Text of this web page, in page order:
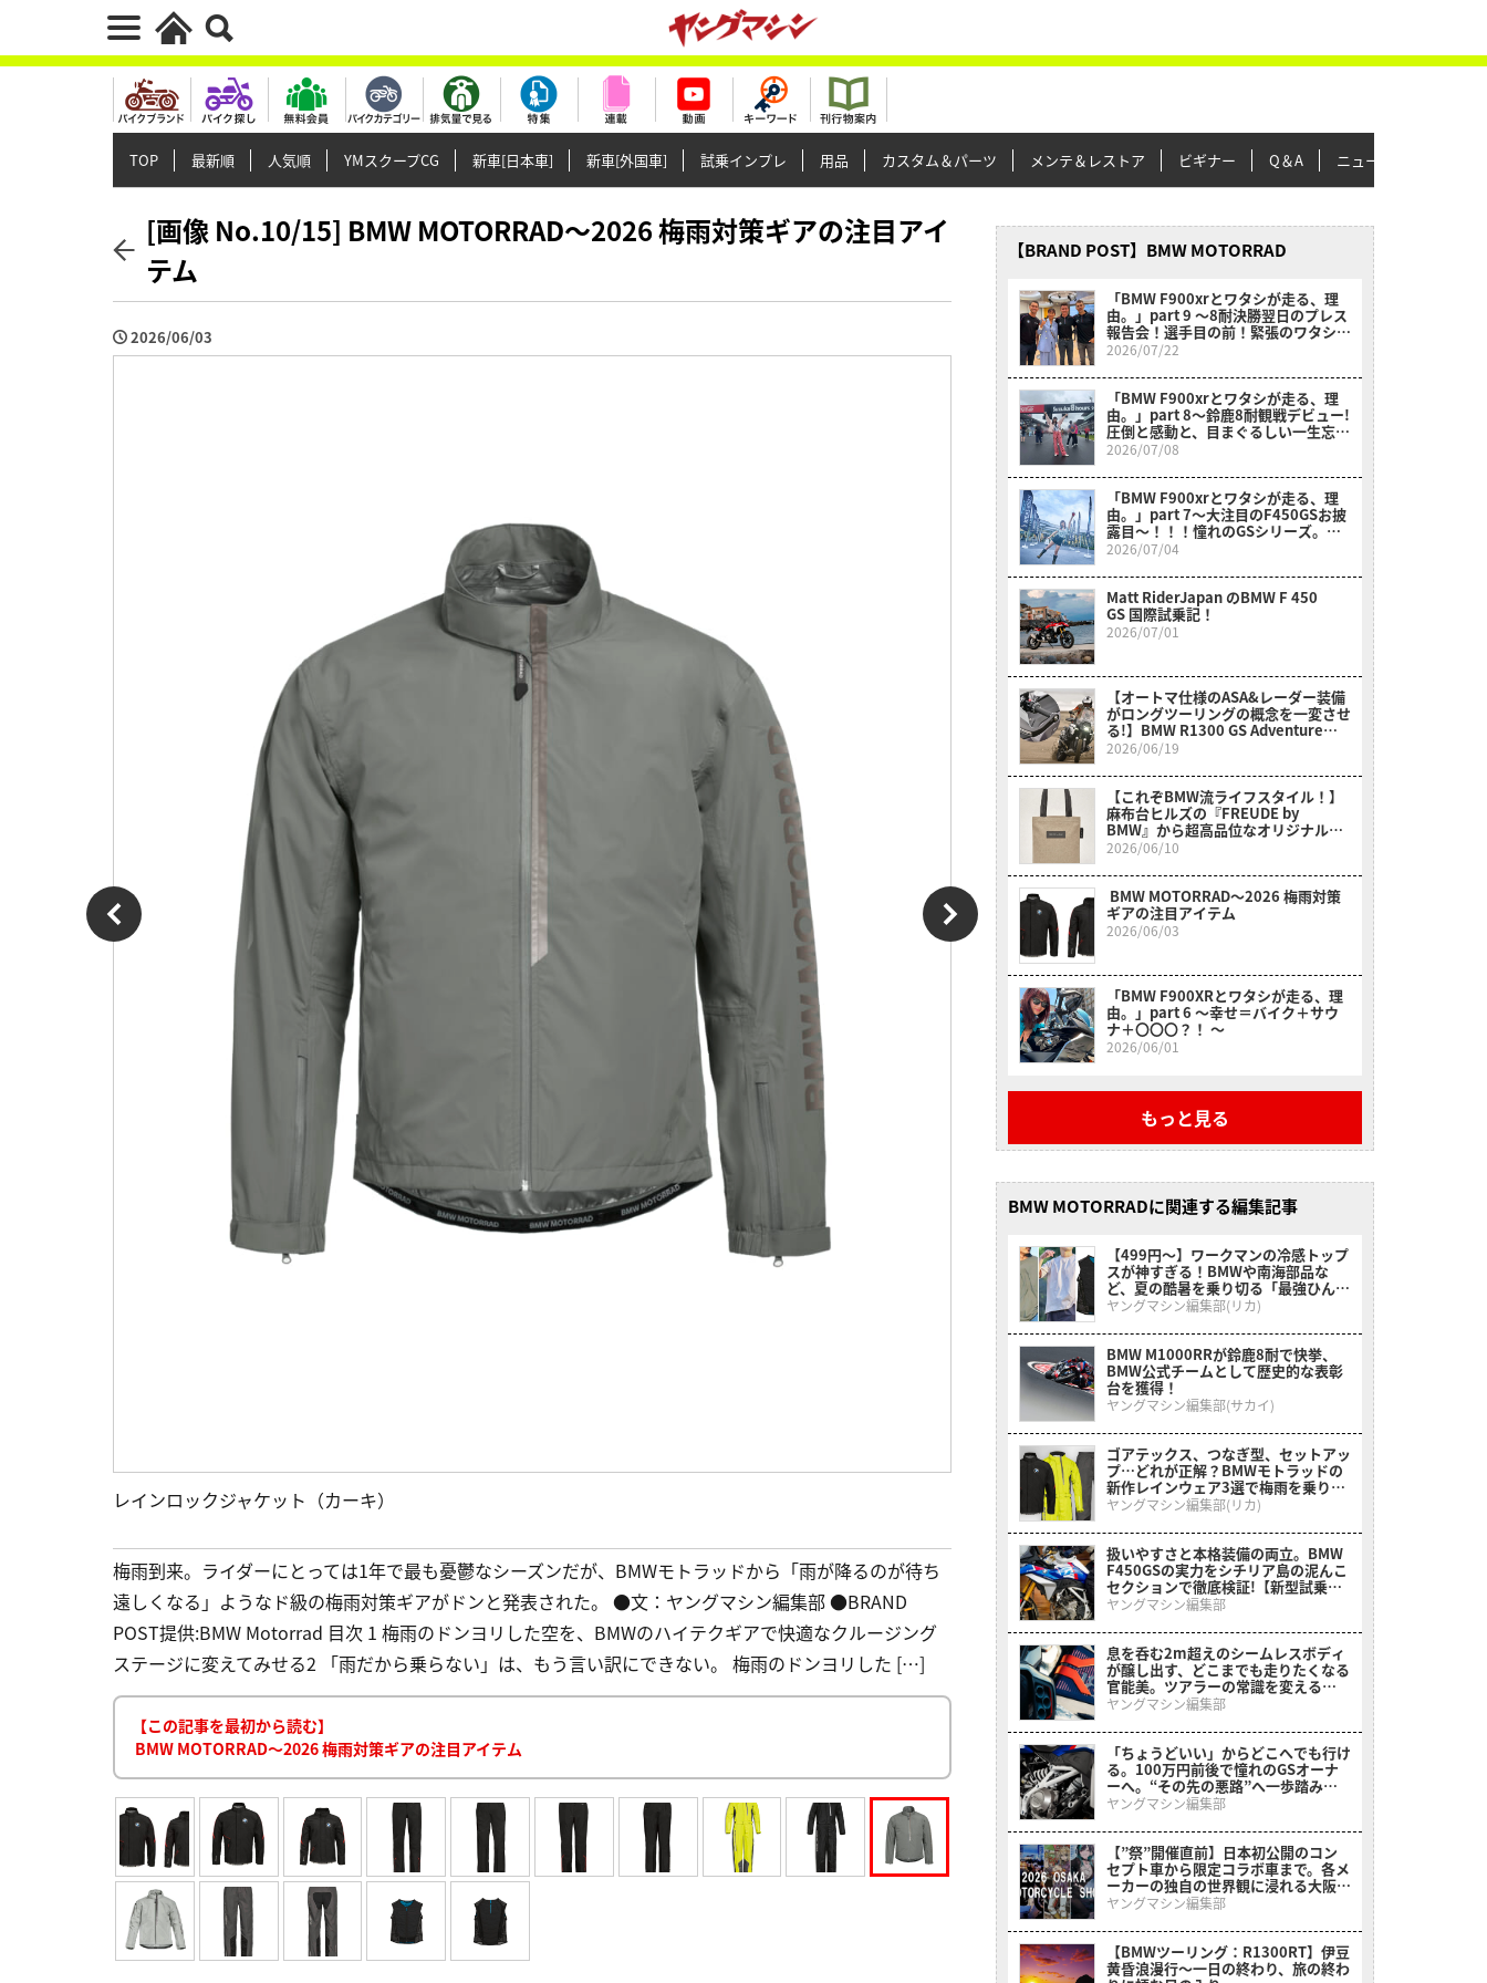
TOP 最新順 人気順 YMスクープCG 新車[日本車] 新車[外国車] 試乗インプレ 用品 カスタム＆パーツ メンテ＆レストア ビギナー Q＆A ニュース＆トピックス
[画像 No.10/15] BMW MOTORRAD〜2026 梅雨対策ギアの注目アイ
テム
2026/06/03
レインロックジャケット（カーキ）
梅雨到来。ライダーにとっては1年で最も憂鬱なシーズンだが、BMWモトラッドから「雨が降るのが待ち
遠しくなる」ようなド級の梅雨対策ギアがドンと発表された。 ●文：ヤングマシン編集部 ●BRAND
POST提供:BMW Motorrad 目次 1 梅雨のドンヨリした空を、BMWのハイテクギアで快適なクルージング
ステージに変えてみせる2 「雨だから乗らない」は、もう言い訳にできない。 梅雨のドンヨリした […]
【この記事を最初から読む】
BMW MOTORRAD〜2026 梅雨対策ギアの注目アイテム
【BRAND POST】BMW MOTORRAD
「BMW F900xrとワタシが走る、理
由。」part 9 〜8耐決勝翌日のプレス
報告会！選手目の前！緊張のワタシ！
不思議！〜
2026/07/22
「BMW F900xrとワタシが走る、理
由。」part 8〜鈴鹿8耐観戦デビュー!
圧倒と感動と、目まぐるしい一生忘れ
られない1日〜
2026/07/08
「BMW F900xrとワタシが走る、理
由。」part 7～大注目のF450GSお披
露目～！！！憧れのGSシリーズ。女
性、小柄さん、リターンライダーさん
も〇〇のおかげでスイスイ乗れそう
だ？！～
2026/07/04
Matt RiderJapan のBMW F 450
GS 国際試乗記！
2026/07/01
【オートマ仕様のASA&レーダー装備
がロングツーリングの概念を一変させ
る!】BMW R1300 GS Adventure
Touring ASA試乗レポート
2026/06/19
【これぞBMW流ライフスタイル！】
麻布台ヒルズの『FREUDE by
BMW』から超高品位なオリジナルア
イテムが新登場！
2026/06/10
BMW MOTORRAD〜2026 梅雨対策
ギアの注目アイテム
2026/06/03
「BMW F900XRとワタシが走る、理
由。」part 6 〜幸せ＝バイク＋サウ
ナ＋〇〇〇？！ 〜
2026/06/01
もっと見る
BMW MOTORRADに関連する編集記事
【499円〜】ワークマンの冷感トップ
スが神すぎる！BMWや南海部品な
ど、夏の酷暑を乗り切る「最強ひんや
りインナー」特集
ヤングマシン編集部(リカ)
BMW M1000RRが鈴鹿8耐で快挙、
BMW公式チームとして歴史的な表彰
台を獲得！
ヤングマシン編集部(サカイ)
ゴアテックス、つなぎ型、セットアッ
プ…どれが正解？BMWモトラッドの
新作レインウェア3選で梅雨を乗り切
る
ヤングマシン編集部(リカ)
扱いやすさと本格装備の両立。BMW
F450GSの実力をシチリア島の泥んこ
セクションで徹底検証!【新型試乗イ
ンプレ】
ヤングマシン編集部
息を呑む2m超えのシームレスボディ
が醸し出す、どこまでも走りたくなる
官能美。ツアラーの常識を変える
BMWの直6コンセプト「Vision
ヤングマシン編集部
「ちょうどいい」からどこへでも行け
る。100万円前後で憧れのGSオーナ
ーへ。“その先の悪路”へ一歩踏み出
させてくれるミドルアドベンチャーが
ヤングマシン編集部
【”祭”開催直前】日本初公開のコン
セプト車から限定コラボ車まで。各メ
ーカーの独自の世界観に浸れる大阪モ
ーターサイクルショーまとめ
ヤングマシン編集部
【BMWツーリング：R1300RT】伊豆
黄昏浪漫行〜一日の終わり、旅の終わ